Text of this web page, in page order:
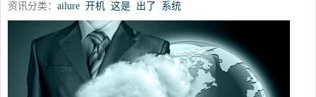
资讯分类： ailure 开机 这是 出了 系统